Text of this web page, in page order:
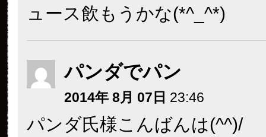
ュース飲もうかな(*^_^*)
パンダでパン
2014年 8月 07日 23:46
パンダ氏様こんばんは(^^)/